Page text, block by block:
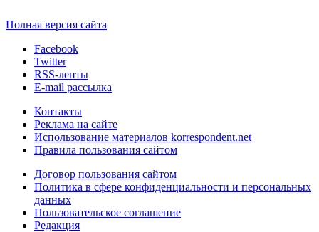
Полная версия сайта
Facebook
Twitter
RSS-ленты
E-mail рассылка
Контакты
Реклама на сайте
Использование материалов korrespondent.net
Правила пользования сайтом
Договор пользования сайтом
Политика в сфере конфиденциальности и персональных
данных
Пользовательское соглашение
Редакция